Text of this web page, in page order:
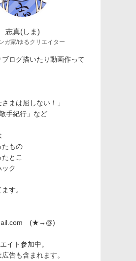
志真(しま)
ガ家/ゆるクリエイター
ログ描いたり動画作って
まは屈しない！」
手紀行」など
たもの
とこ
ック
す。
(★→@)
イト参加中。
告も含まれます。